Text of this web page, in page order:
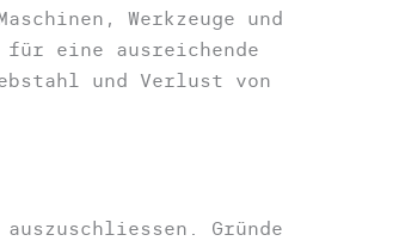
Werkzeuge und
eine ausreichende
und Verlust von
Gründe